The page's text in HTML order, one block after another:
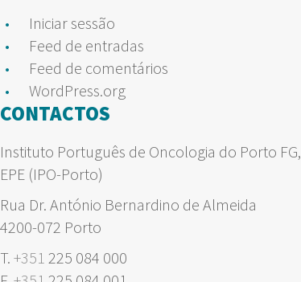
Iniciar sessão
Feed de entradas
Feed de comentários
WordPress.org
CONTACTOS
Instituto Português de Oncologia do Porto FG,
EPE (IPO-Porto)
Rua Dr. António Bernardino de Almeida
4200-072 Porto
T. +351 225 084 000